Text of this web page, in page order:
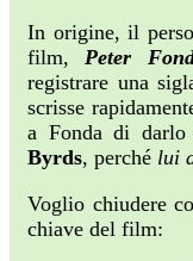
In origine, il
film,Peter
registrare una
scrisse
a Fonda di darlo
Byrds, perché lui
Voglio chiudere
chiave del film: